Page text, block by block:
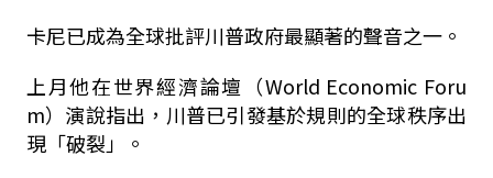
卡尼已成為全球批評川普政府最顯著的聲音之一。
上月他在世界經濟論壇（World Economic Foru
m）演說指出，川普已引發基於規則的全球秩序出
現「破裂」。